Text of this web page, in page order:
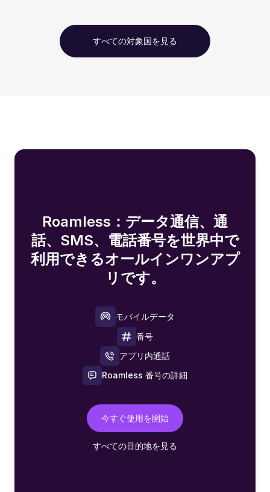
すべての対象国を見る
Roamless：データ通信、通
話、SMS、電話番号を世界中で
利用できるオールインワンアプ
リです。
モバイルデータ
番号
アプリ内通話
Roamless 番号の詳細
今すぐ使用を開始
すべての目的地を見る